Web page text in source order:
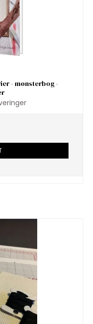
- mønsterbog -